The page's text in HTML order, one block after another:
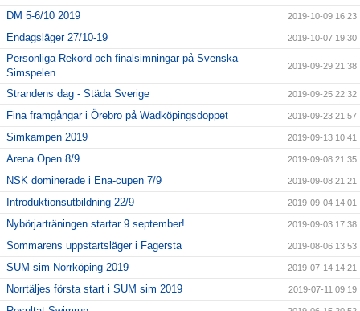
DM 5-6/10 2019 2019-10-09 16:23
Endagsläger 27/10-19 2019-10-07 19:30
Personliga Rekord och finalsimningar på Svenska
Simspelen
2019-09-29 21:38
Strandens dag - Städa Sverige 2019-09-25 22:32
Fina framgångar i Örebro på Wadköpingsdoppet 2019-09-23 21:57
Simkampen 2019 2019-09-13 10:41
Arena Open 8/9 2019-09-08 21:35
NSK dominerade i Ena-cupen 7/9 2019-09-08 21:21
Introduktionsutbildning 22/9 2019-09-04 14:01
Nybörjarträningen startar 9 september! 2019-09-03 17:38
Sommarens uppstartsläger i Fagersta 2019-08-06 13:53
SUM-sim Norrköping 2019 2019-07-14 14:21
Norrtäljes första start i SUM sim 2019 2019-07-11 09:19